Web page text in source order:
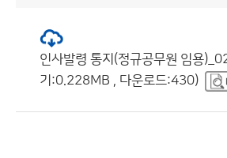
인사발령 통지(정규공무원 임용
기:0.228MB , 다운로드:430)